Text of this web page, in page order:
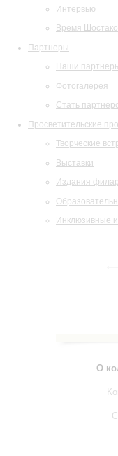
Интервью
Время
Партнеры
Наши
Фотогалерея
Стать
Просветительские
Творческие
Выставки
Издания
Инклюзивные
О